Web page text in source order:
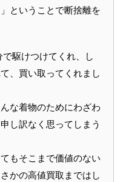
ということで断捨離を
駆けつけてくれ、し
、買い取ってくれまし
な着物のためにわざわ
し訳なく思ってしまう
もそこまで価値のない
かの高値買取まではし